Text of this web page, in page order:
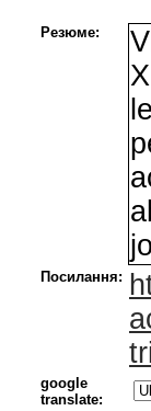
Резюме:
Посилання:
google
translate: